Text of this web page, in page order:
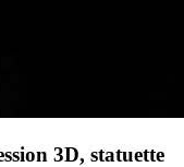
3D, statuette